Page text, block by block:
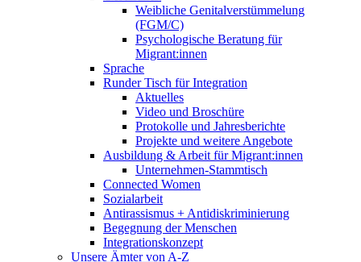
Weibliche Genitalverstümmelung
(FGM/C)
Psychologische Beratung für
Migrant:innen
Sprache
Runder Tisch für Integration
Aktuelles
Video und Broschüre
Protokolle und Jahresberichte
Projekte und weitere Angebote
Ausbildung & Arbeit für Migrant:innen
Unternehmen-Stammtisch
Connected Women
Sozialarbeit
Antirassismus + Antidiskriminierung
Begegnung der Menschen
Integrationskonzept
Unsere Ämter von A-Z